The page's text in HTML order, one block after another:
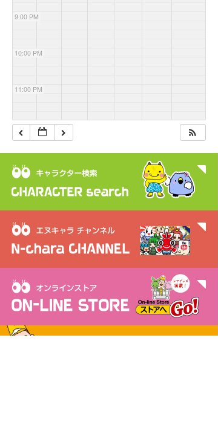
9:00 PM
10:00 PM
11:00 PM